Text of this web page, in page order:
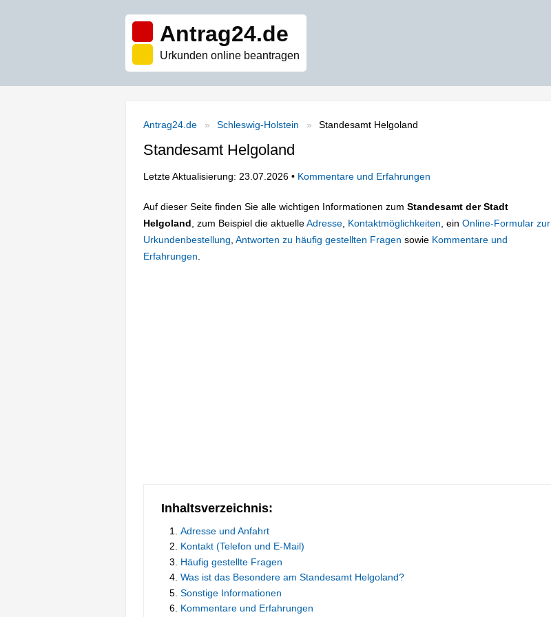
Antrag24.de
Urkunden online beantragen
Antrag24.de Schleswig-Holstein Standesamt Helgoland
Standesamt Helgoland
Letzte Aktualisierung: 23.07.2026 • Kommentare und Erfahrungen
Auf dieser Seite finden Sie alle wichtigen Informationen zum Standesamt der Stadt
Helgoland , zum Beispiel die aktuelleAdresse Kontaktmöglichkeiten , ein Online-Formular zur
Urkundenbestellung Antworten zu häufig gestellten Fragen sowie Kommentare und
Erfahrungen
Inhaltsverzeichnis:
Adresse und Anfahrt
Kontakt (Telefon und E-Mail)
Häufig gestellte Fragen
Was ist das Besondere am Standesamt Helgoland?
Sonstige Informationen
Kommentare und Erfahrungen